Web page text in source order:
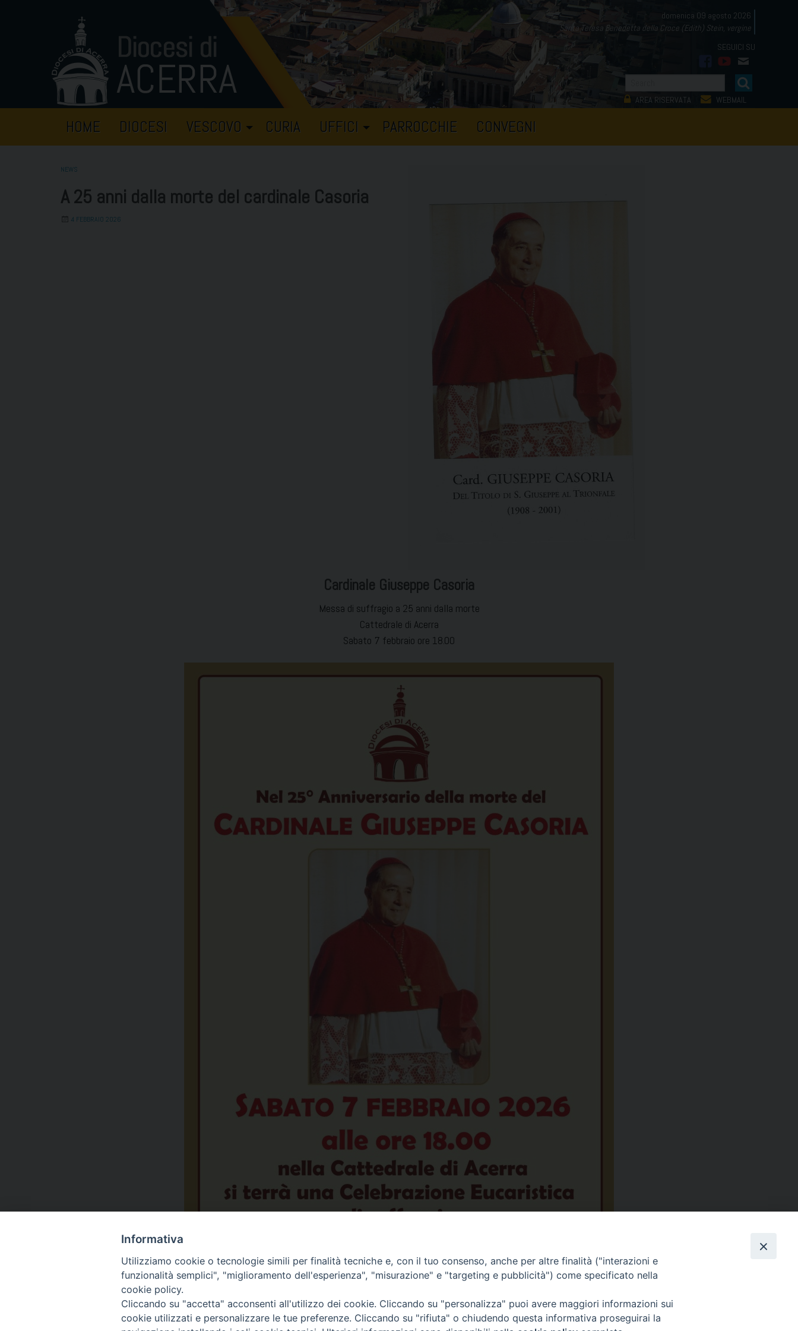
domenica 09 agosto 2026
Santa Teresa Benedetta della Croce (Edith) Stein, vergine
facebook
youtube
mail
AREA RISERVATA WEBMAIL
HOME DIOCESI VESCOVO CURIA UFFICI PARROCCHIE CONVEGNI
NEWS
A 25 anni dalla morte del cardinale Casoria
4 FEBBRAIO 2026
Cardinale Giuseppe Casoria
Messa di suffragio a 25 anni dalla morte
Cattedrale di Acerra
Sabato 7 febbraio ore 18.00
Informativa
Utilizziamo cookie o tecnologie simili per finalità tecniche e, con il tuo consenso, anche per altre finalità ("interazioni e
funzionalità semplici", "miglioramento dell'esperienza", "misurazione" e "targeting e pubblicità") come specificato nella
cookie policy.
Cliccando su "accetta" acconsenti all'utilizzo dei cookie. Cliccando su "personalizza" puoi avere maggiori informazioni sui
cookie utilizzati e personalizzare le tue preferenze. Cliccando su "rifiuta" o chiudendo questa informativa proseguirai la